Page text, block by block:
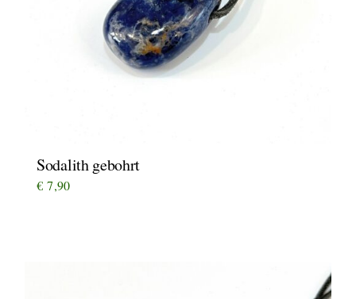
Sodalith gebohrt
€ 7,90